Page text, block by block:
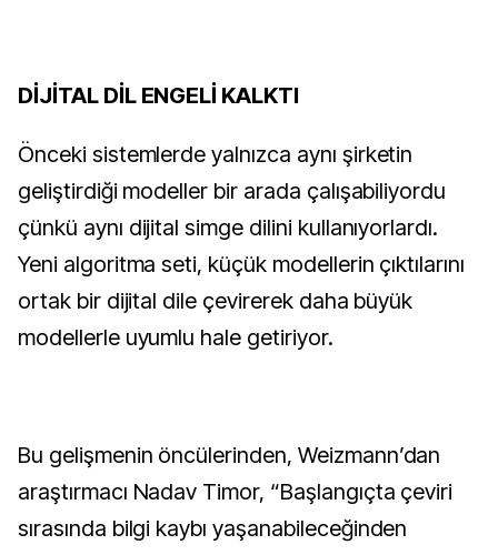
DİJİTAL DİL ENGELİ KALKTI
Önceki sistemlerde yalnızca aynı şirketin
geliştirdiği modeller bir arada çalışabiliyordu
çünkü aynı dijital simge dilini kullanıyorlardı.
Yeni algoritma seti, küçük modellerin çıktılarını
ortak bir dijital dile çevirerek daha büyük
modellerle uyumlu hale getiriyor.
Bu gelişmenin öncülerinden, Weizmann’dan
araştırmacı Nadav Timor, “Başlangıçta çeviri
sırasında bilgi kaybı yaşanabileceğinden